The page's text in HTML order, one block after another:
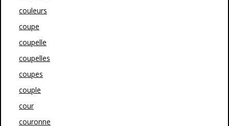
couleurs
coupe
coupelle
coupelles
coupes
couple
cour
couronne